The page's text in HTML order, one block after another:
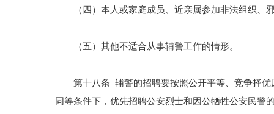
（四）本人或家庭成员、近亲属参加非法组织、
（五）其他不适合从事辅警工作的情形。
第十八条 辅警的招聘要按照公开平等、竞争择优
同等条件下，优先招聘公安烈士和因公牺牲公安民警